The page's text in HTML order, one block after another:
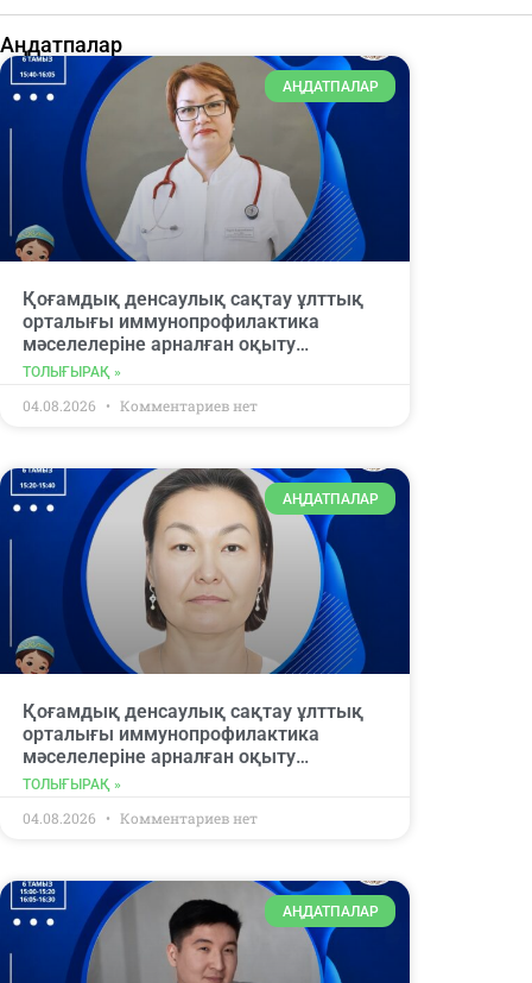
Аңдатпалар
АҢДАТПАЛАР
Қоғамдық денсаулық сақтау ұлттық
орталығы иммунопрофилактика
мәселелеріне арналған оқыту
вебинарына қатысуға шақырады.
ТОЛЫҒЫРАҚ »
04.08.2026 Комментариев нет
АҢДАТПАЛАР
Қоғамдық денсаулық сақтау ұлттық
орталығы иммунопрофилактика
мәселелеріне арналған оқыту
вебинарына қатысуға шақырады.
ТОЛЫҒЫРАҚ »
04.08.2026 Комментариев нет
АҢДАТПАЛАР